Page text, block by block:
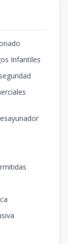
Infantiles